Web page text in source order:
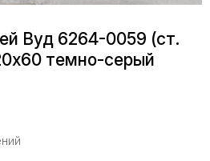
Вуд 6264-0059 (ст.
темно-серый